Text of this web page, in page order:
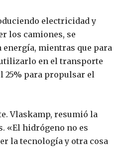
electricidad y
los camiones, se
energía, mientras que para
en el transporte
25% para propulsar el
Vlaskamp, resumió la
«El hidrógeno no es
la tecnología y otra cosa